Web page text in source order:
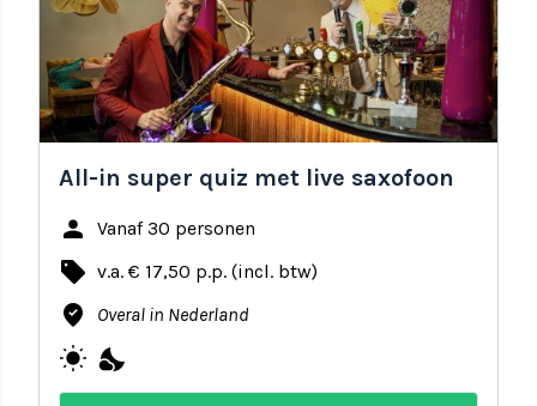
All-in super quiz met live saxofoon
person Vanaf 30 personen
local_offer v.a. € 17,50 p.p. (incl. btw)
where_to_vote Overal in Nederland
wb_sunny nights_stay